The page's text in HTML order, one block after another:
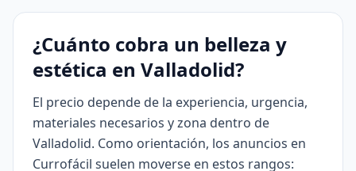
¿Cuánto cobra un belleza y
estética en Valladolid?
El precio depende de la experiencia, urgencia,
materiales necesarios y zona dentro de
Valladolid. Como orientación, los anuncios en
Currofácil suelen moverse en estos rangos: